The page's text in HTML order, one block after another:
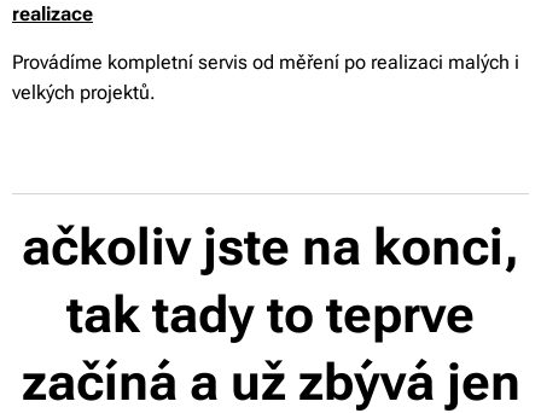
realizace
Provádíme kompletní servis od měření po realizaci malých i
velkých projektů.
ačkoliv jste na konci,
tak tady to teprve
začíná a už zbývá jen